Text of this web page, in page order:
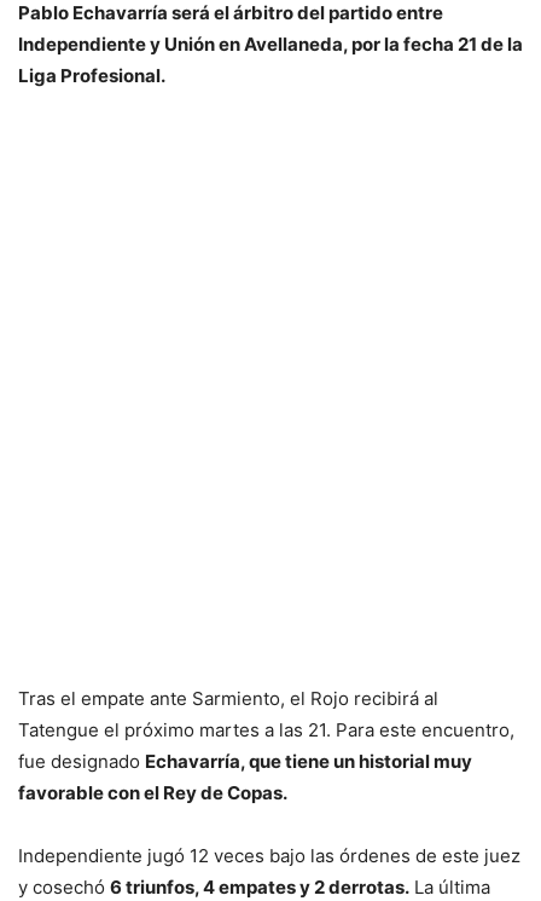
Pablo Echavarría será el árbitro del partido entre
Independiente y Unión en Avellaneda, por la fecha 21 de la
Liga Profesional.
Tras el empate ante Sarmiento, el Rojo recibirá al
Tatengue el próximo martes a las 21. Para este encuentro,
fue designado Echavarría, que tiene un historial muy
favorable con el Rey de Copas.
Independiente jugó 12 veces bajo las órdenes de este juez
y cosechó 6 triunfos, 4 empates y 2 derrotas. La última